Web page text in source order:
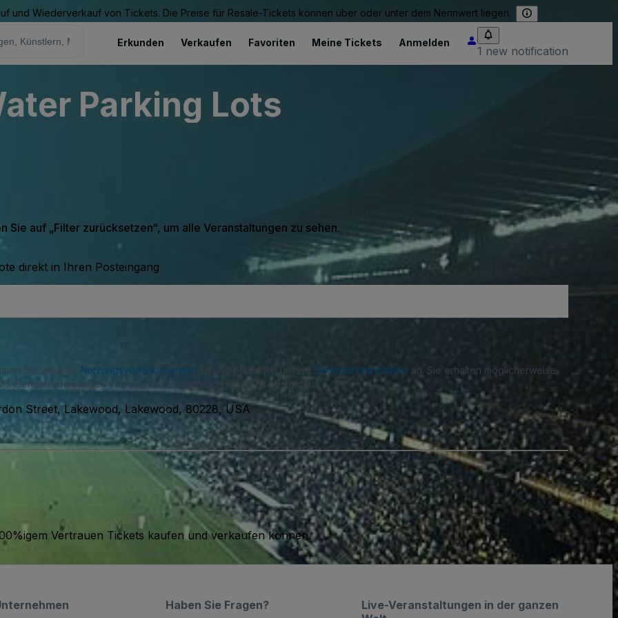
und Wiederverkauf von Tickets. Die Preise für Resale-Tickets können über oder unter dem Nennwert liegen.
Erkunden Verkaufen Favoriten Meine Tickets Anmelden
1 new notification
Parking Lots
Sie auf „Filter zurücksetzen“, um alle Veranstaltungen zu sehen.
direkt in Ihren Posteingang
Sie unseren Nutzungsvereinbarungen zu und erkennen unsere Datenschutzrichtlinie an. Sie erhalten möglicherweise
Benachrichtigungen von uns und können sich jederzeit abmelden.
Street, Lakewood, Lakewood, 80228, USA
Vertrauen Tickets kaufen und verkaufen können.
Live-Veranstaltungen in der ganzen
Haben Sie Fragen?